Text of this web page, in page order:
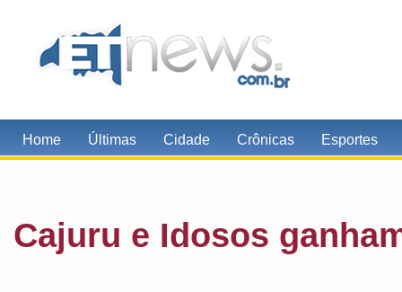
Home Últimas Cidade Crônicas Esportes
Cajuru e Idosos